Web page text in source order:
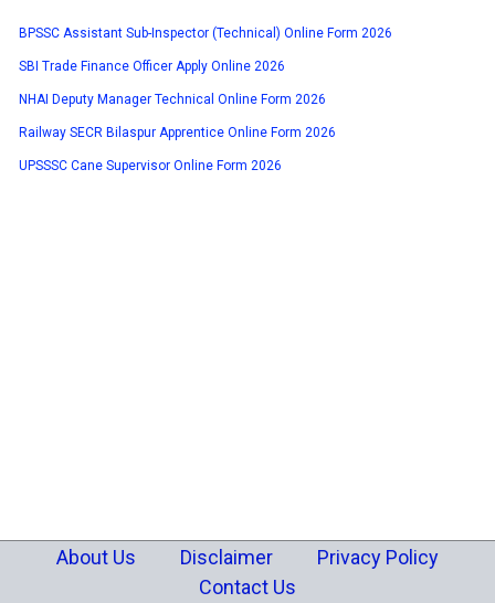
BPSSC Assistant Sub-Inspector (Technical) Online Form 2026
SBI Trade Finance Officer Apply Online 2026
NHAI Deputy Manager Technical Online Form 2026
Railway SECR Bilaspur Apprentice Online Form 2026
UPSSSC Cane Supervisor Online Form 2026
About Us Disclaimer
Privacy Policy
Contact Us